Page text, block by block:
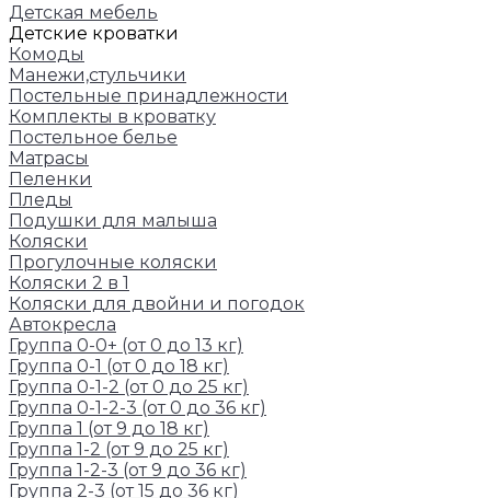
Детская мебель
Детские кроватки
Комоды
Манежи,стульчики
Постельные принадлежности
Комплекты в кроватку
Постельное белье
Матрасы
Пеленки
Пледы
Подушки для малыша
Коляски
Прогулочные коляски
Коляски 2 в 1
Коляски для двойни и погодок
Автокресла
Группа 0-0+ (от 0 до 13 кг)
Группа 0-1 (от 0 до 18 кг)
Группа 0-1-2 (от 0 до 25 кг)
Группа 0-1-2-3 (от 0 до 36 кг)
Группа 1 (от 9 до 18 кг)
Группа 1-2 (от 9 до 25 кг)
Группа 1-2-3 (от 9 до 36 кг)
Группа 2-3 (от 15 до 36 кг)